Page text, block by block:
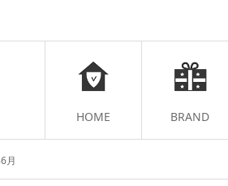
HOME BRAND
月